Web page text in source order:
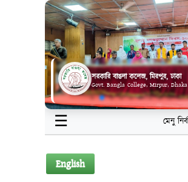
সরকারি বাঙলা কলেজ, মিরপুর, ঢাকা
Govt. Bangla College, Mirpur, Dhaka
☰ মেনু
English